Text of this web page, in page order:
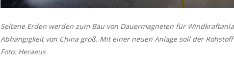
Seltene Erden werden zum Bau von Dauermagneten für
Abhängigkeit von China groß. Mit einer neuen Anlage soll der
Foto: Heraeus